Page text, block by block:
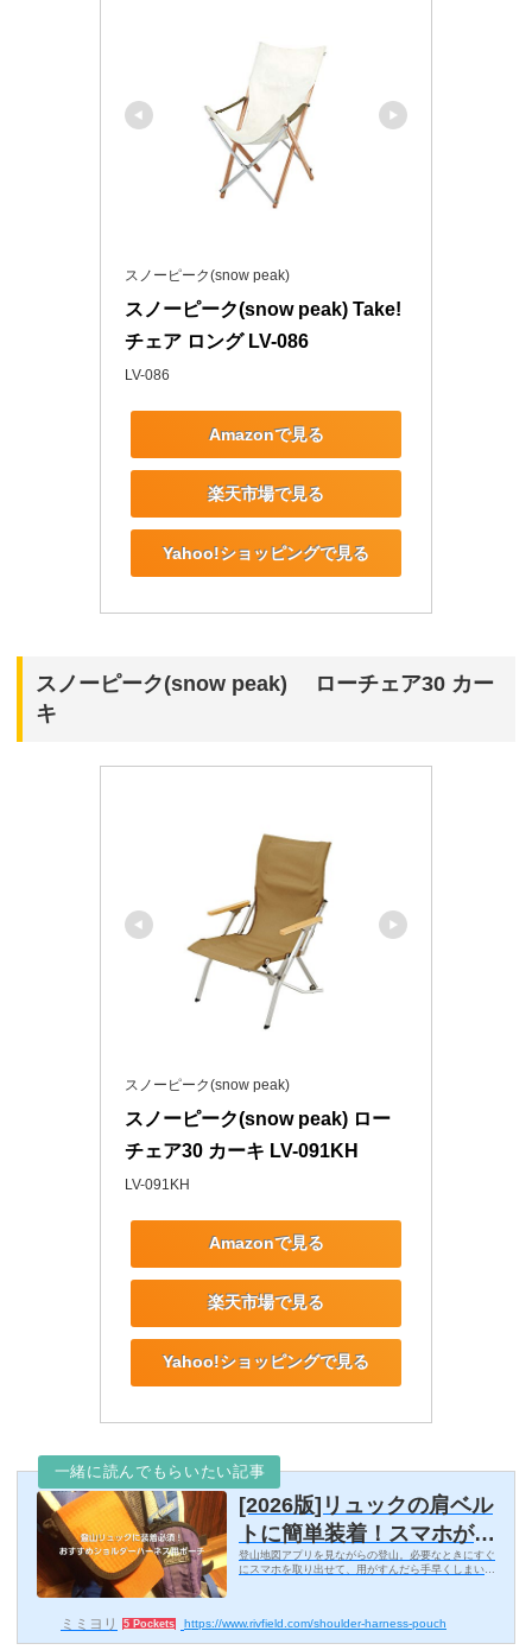
スノーピーク(snow peak)
スノーピーク(snow peak) Take!
チェア ロング LV-086
LV-086
Amazonで見る
楽天市場で見る
Yahoo!ショッピングで見る
スノーピーク(snow peak) ローチェア30 カー
キ
スノーピーク(snow peak)
スノーピーク(snow peak) ロー
チェア30 カーキ LV-091KH
LV-091KH
Amazonで見る
楽天市場で見る
Yahoo!ショッピングで見る
一緒に読んでもらいたい記事
[2026版]リュックの肩ベル
トに簡単装着！スマホがす
ぐ取り出せるおすすめ外付
チを紹介(iPhone 17対応)
登山地図アプリを見ながらの登山。必要なときにすぐ
にスマホを取り出せて、用がすんだら手早くしまいた
ミミヨリ 5 Pockets https://www.rivfield.com/shoulder-harness-pouch